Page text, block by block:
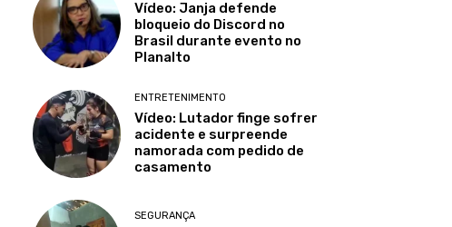
Vídeo: Janja defende
bloqueio do Discord no
Brasil durante evento no
Planalto
ENTRETENIMENTO
Vídeo: Lutador finge sofrer
acidente e surpreende
namorada com pedido de
casamento
SEGURANÇA